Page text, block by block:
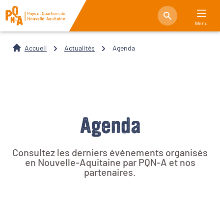
Menu
Accueil Actualités Agenda
Agenda
Consultez les derniers événements organisés
en Nouvelle-Aquitaine par PQN-A et nos
partenaires.